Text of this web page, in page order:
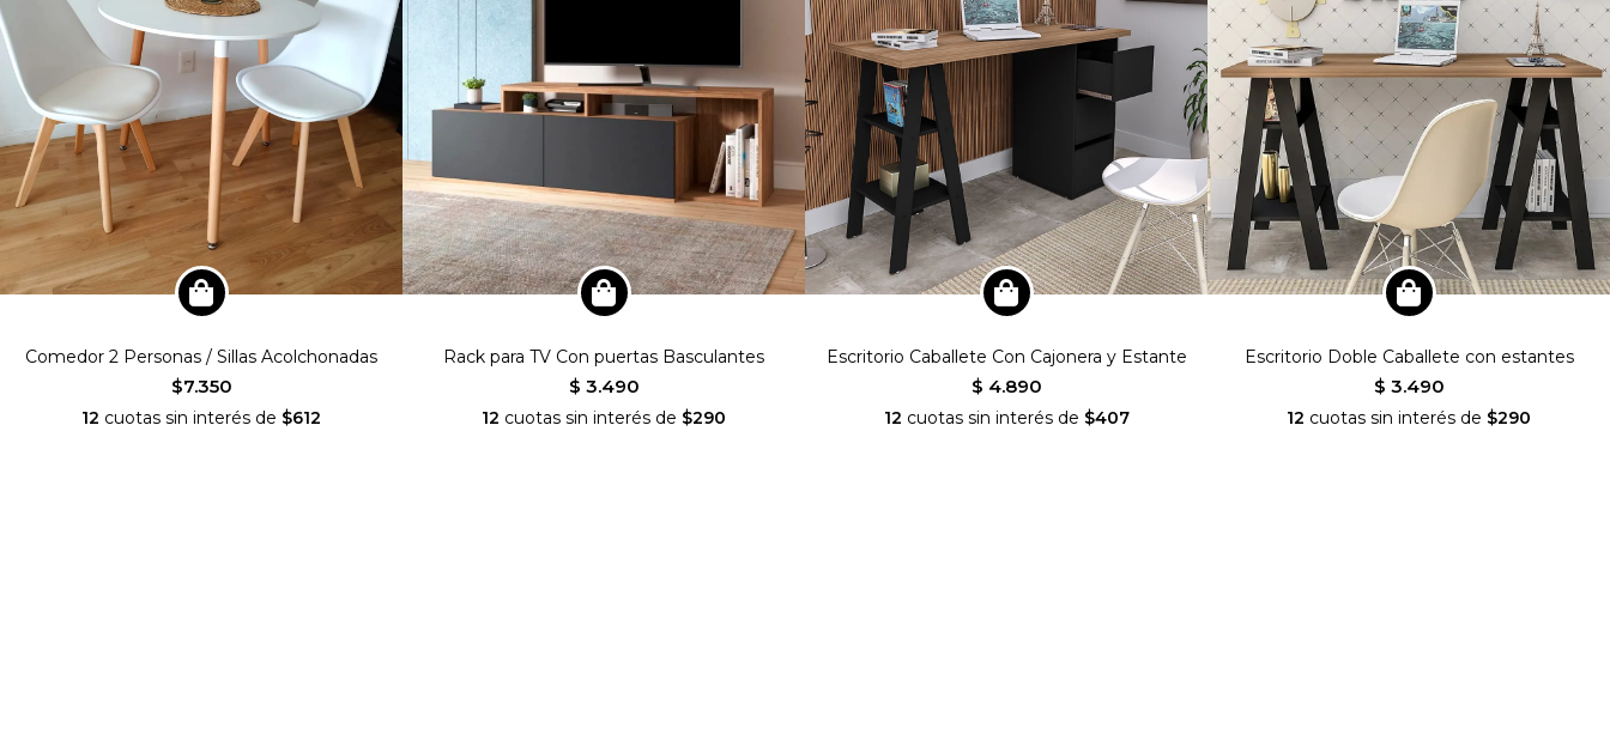
Comedor 2 Personas / Sillas Acolchonadas
$7.350
12 cuotas sin interés de $612
Rack para TV Con puertas Basculantes
$ 3.490
12 cuotas sin interés de $290
Escritorio Caballete Con Cajonera y Estante
$ 4.890
12 cuotas sin interés de $407
Escritorio Doble Caballete con estantes
$ 3.490
12 cuotas sin interés de $290